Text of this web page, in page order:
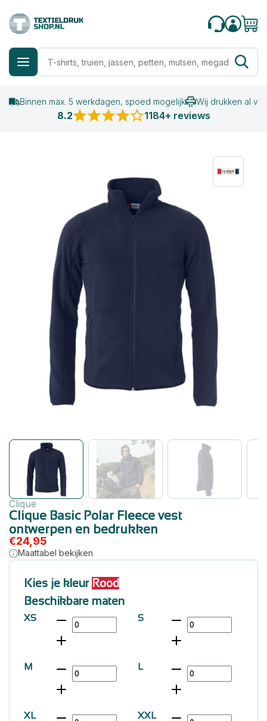
Binnen max. 5 werkdagen, spoed mogelijk Wij drukken al
8.2 1184+ reviews
Clique
Clique Basic Polar Fleece vest
ontwerpen en bedrukken
€24,95
Maattabel bekijken
Kies je kleur Rood
Beschikbare maten
XS S
M L
XL XXL